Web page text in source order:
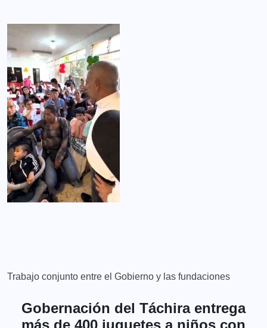
Trabajo conjunto entre el Gobierno y las fundaciones
Gobernación del Táchira entrega